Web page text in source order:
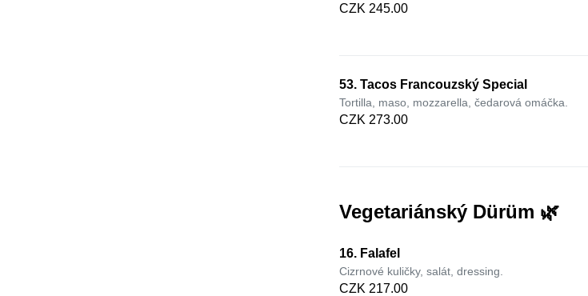
CZK 245.00
53. Tacos Francouzský Special
Tortilla, maso, mozzarella, čedarová omáčka.
CZK 273.00
Vegetariánský Dürüm 🌿
16. Falafel
Cizrnové kuličky, salát, dressing.
CZK 217.00